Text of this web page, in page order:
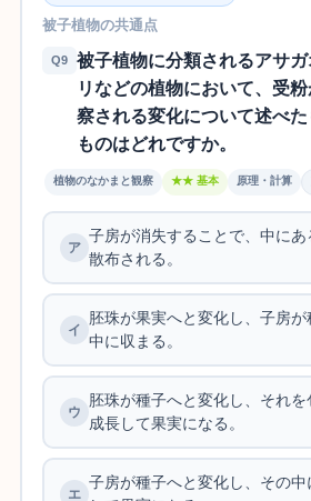
被子植物の共通点
Q9
被子植物に分類されるアサ
リなどの植物において、受
察される変化について述べ
ものはどれですか。
植物のなかまと観察 ★★ 基本 原理・計算
子房が消失することで、中にあ
散布される。
胚珠が果実へと変化し、子房
中に収まる。
胚珠が種子へと変化し、それ
成長して果実になる。
子房が種子へと変化し、その